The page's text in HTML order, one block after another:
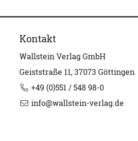
Kontakt
Wallstein Verlag GmbH
Geiststraße 11, 37073 Göttingen
+49 (0)551 / 548 98-0
info@wallstein-verlag.de